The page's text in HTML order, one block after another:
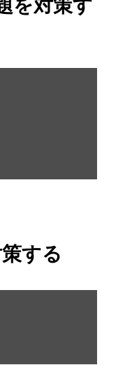
を対策す
する